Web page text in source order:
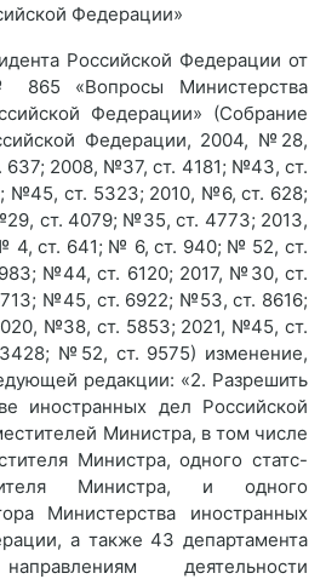
Федерации»
Российской Федерации от
«Вопросы Министерства
Федерации» (Собрание
Федерации, 2004, №28,
637; 2008, №37, ст. 4181; №43, ст.
№45, ст. 5323; 2010, №6, ст. 628;
ст. 4079; №35, ст. 4773; 2013,
4, ст. 641; № 6, ст. 940; № 52, ст.
№44, ст. 6120; 2017, №30, ст.
№45, ст. 6922; №53, ст. 8616;
№38, ст. 5853; 2021, №45, ст.
№52, ст. 9575) изменение,
редакции: «2. Разрешить
иностранных дел Российской
Министра, в том числе
Министра, одного статс-
Министра, и одного
Министерства иностранных
а также 43 департамента
деятельности